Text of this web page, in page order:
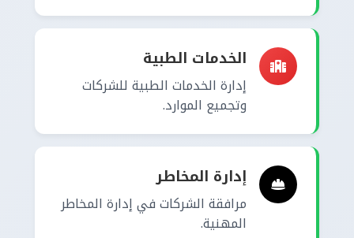
الخدمات الطبية
إدارة الخدمات الطبية للشركات
وتجميع الموارد.
إدارة المخاطر
مرافقة الشركات في إدارة المخاطر
المهنية.